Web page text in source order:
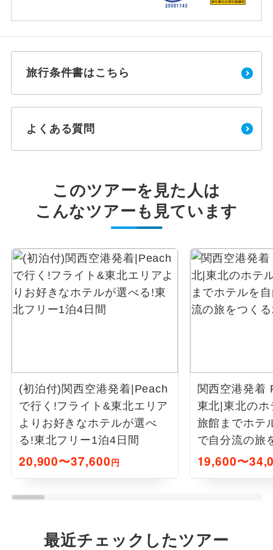
旅行条件書はこちら
よくある質問
このツアーを見た人は
こんなツアーも見ています
(初泊付)関西空港発着|Peach
で行く!フライト&東北エリア
よりお好きなホテルが選べ
る!東北フリー1泊4日間
20,900〜37,600円
関西空港発着
東北|東北の
旅館までホテ
で自分流の旅
19,600〜
最近チェックしたツアー